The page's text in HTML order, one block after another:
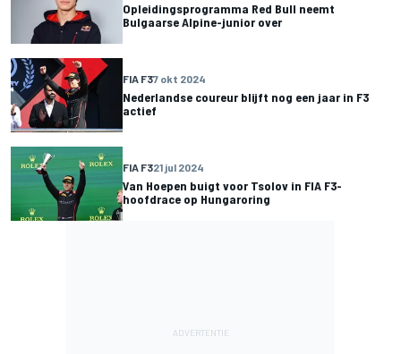
Opleidingsprogramma Red Bull neemt
Bulgaarse Alpine-junior over
FIA F37 okt 2024
Nederlandse coureur blijft nog een jaar in F3
actief
FIA F321 jul 2024
Van Hoepen buigt voor Tsolov in FIA F3-
hoofdrace op Hungaroring